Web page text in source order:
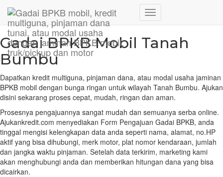
Toggle
Home/Jaringan/Gadai BPKB Mobil Tanah Bumbu
Gadai BPKB Mobil Tanah
Bumbu
Dapatkan kredit multiguna, pinjaman dana, atau modal usaha jaminan
BPKB mobil dengan bunga ringan untuk wilayah Tanah Bumbu. Ajukan
disini sekarang proses cepat, mudah, ringan dan aman.
Prosesnya pengajuannya sangat mudah dan semuanya serba online.
Ajukankredit.com menyediakan Form Pengajuan Gadai BPKB, anda
tinggal mengisi kelengkapan data anda seperti nama, alamat, no.HP
aktif yang bisa dihubungi, merk motor, plat nomor kendaraan, jumlah
dan jangka waktu pinjaman. Setelah data terkirim, marketing kami
akan menghubungi anda dan memberikan hitungan dana yang bisa
dicairkan.